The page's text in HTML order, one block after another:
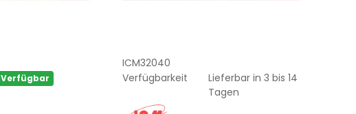
Verfügbar
ICM32040
Verfügbarkeit
Lieferbar in 3 bis 14
Tagen